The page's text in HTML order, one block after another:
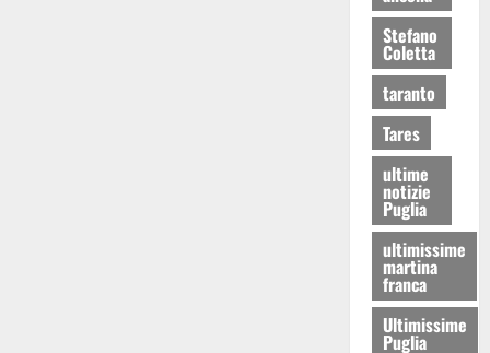
Stefano
Coletta
taranto
Tares
ultime
notizie
Puglia
ultimissime
martina
franca
Ultimissime
Puglia